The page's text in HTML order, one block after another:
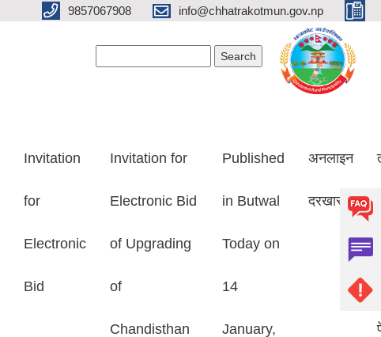
9857067908 info@chhatrakotmun.gov.np
Invitation
for
Electronic
Bid
Invitation for
Electronic Bid
of Upgrading
of
Chandisthan
Published
in Butwal
Today on
14
January,
अनलाइन
दरखास्त